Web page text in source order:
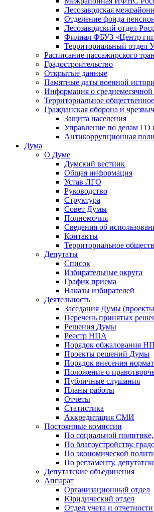
Лесозаводская
Отделение фонда
Лесозаводский отдел
Филиал ФБУЗ «Центр
Территориальный отдел
Расписание пассажирского
Градостроительство
Открытые данные
Памятные даты военной
Информация о
Территориальное
Гражданская оборона и
Защита населения
Управление по делам ГО
Антикоррупционная
Дума
О Думе
Думский вестник
Общая информация
Устав ЛГО
Руководство
Структура
Совет Думы
Полномочия
Сведения об
Контакты
Территориальное
Депутаты
Список
Избирательные округа
График приема
Наказы избирателей
Деятельность
Заседания Думы
Перечень принятых
Решения Думы
Реестр НПА
Порядок обжалования
Проекты решений Думы
Порядок внесения
Положение о
Публичные слушания
Планы работы
Отчеты
Статистика
Аккредитация СМИ
Постоянные комиссии
По социальной
По благоустройству,
По экономической
По регламенту,
Депутатские объединения
Аппарат
Организационный отдел
Юридический отдел
Отдел учета и отчетности